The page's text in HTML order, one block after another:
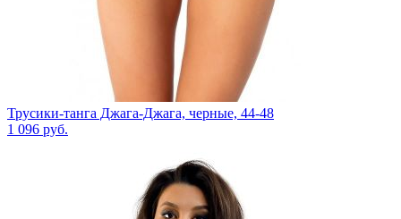
Трусики-танга Джага-Джага, черные, 44-48
1 096 руб.